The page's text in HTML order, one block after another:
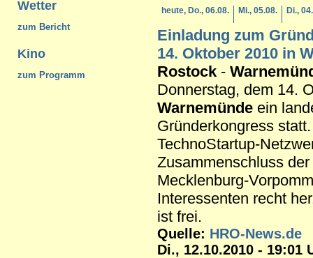
Wetter
zum Bericht
Kino
zum Programm
heute, Do., 06.08. Mi., 05.08. Di.,
Einladung zum
14. Oktober 2010 in
Rostock -
Donnerstag, dem 14.
Warnemünde ein
Gründerkongress
TechnoStartup-
Zusammenschluss
Mecklenburg-
Interessenten recht
ist frei.
Quelle: HRO-News.de
Di., 12.10.2010 - 19:01